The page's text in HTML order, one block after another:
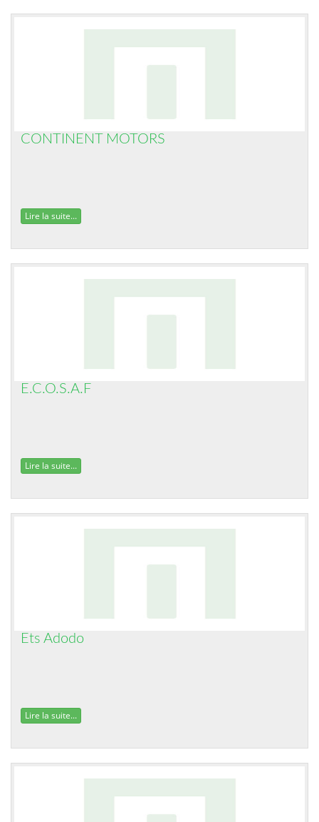
CONTINENT MOTORS
Lire la suite...
E.C.O.S.A.F
Lire la suite...
Ets Adodo
Lire la suite...